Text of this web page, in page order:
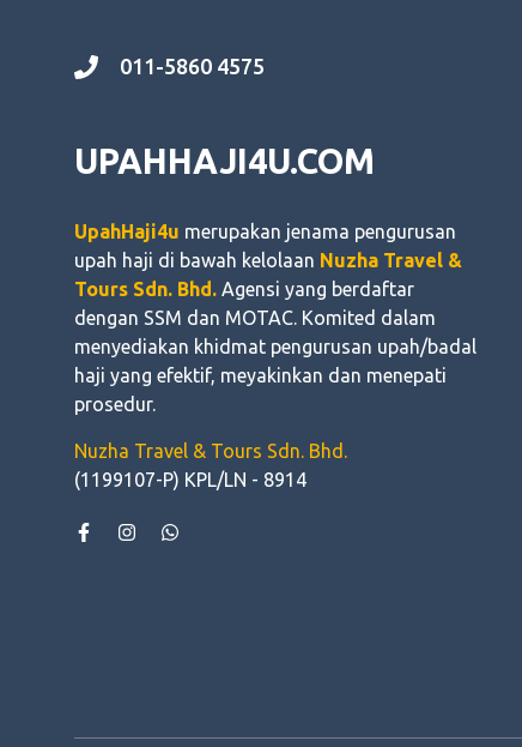
011-5860 4575
UPAHHAJI4U.COM
UpahHaji4u merupakan jenama pengurusan
upah haji di bawah kelolaan Nuzha Travel &
Tours Sdn. Bhd. Agensi yang berdaftar
dengan SSM dan MOTAC. Komited dalam
menyediakan khidmat pengurusan upah/badal
haji yang efektif, meyakinkan dan menepati
prosedur.
Nuzha Travel & Tours Sdn. Bhd.
(1199107-P) KPL/LN - 8914